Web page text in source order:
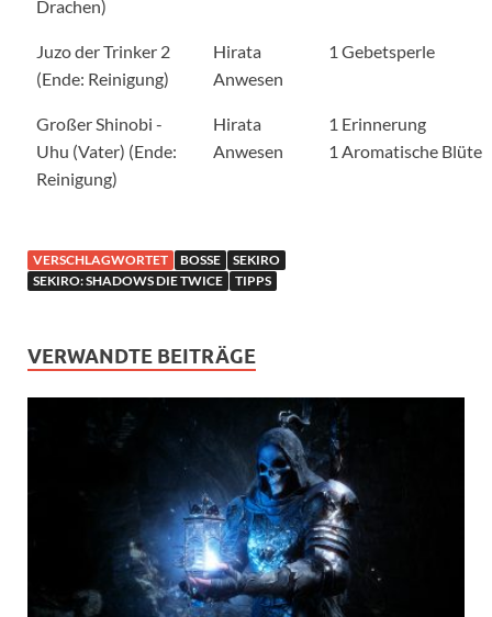
Drachen)
Juzo der Trinker 2
(Ende: Reinigung)
Hirata
Anwesen
1 Gebetsperle
Großer Shinobi -
Uhu (Vater) (Ende:
Reinigung)
Hirata
Anwesen
1 Erinnerung
1 Aromatische Blüte
VERSCHLAGWORTET BOSSE
SEKIRO
SEKIRO: SHADOWS DIE TWICE
TIPPS
VERWANDTE BEITRÄGE